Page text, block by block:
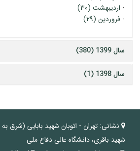
- اردیبهشت (۳۰)
- فروردین (۲۹)
سال 1399 (380)
سال 1398 (1)
نشانی: تهران - اتوبان شهید بابایی (شرق به
شهید باقری، دانشگاه عالی دفاع ملی